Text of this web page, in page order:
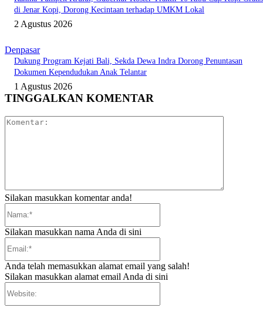
di Jenar Kopi, Dorong Kecintaan terhadap UMKM Lokal
2 Agustus 2026
Denpasar
Dukung Program Kejati Bali, Sekda Dewa Indra Dorong Penuntasan
Dokumen Kependudukan Anak Telantar
1 Agustus 2026
TINGGALKAN KOMENTAR
Silakan masukkan komentar anda!
Silakan masukkan nama Anda di sini
Anda telah memasukkan alamat email yang salah!
Silakan masukkan alamat email Anda di sini